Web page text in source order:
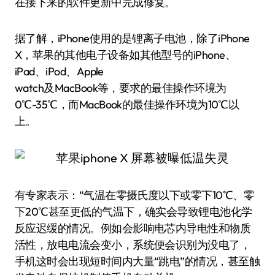
据了解，iPhone使用的是锂离子电池，除了iPhone
X，苹果的其他电子设备如其他型号的iPhone、
iPad、iPod、Apple
watch及MacBook等，要求的最佳操作环境为
0℃-35℃，而MacBook的最佳操作环境为10℃以
上。
有专家表示：“气温在零摄氏度以下或零下10℃、零
下20℃甚至更低的气温下，确实会导致锂电池化学
反应迟缓的情况。例如会影响电芯内导电性和物质
活性，放电电流会变小，系统便会识别为没电了，
手机这时会出现短时间内大量“跳电”的情况，甚至触